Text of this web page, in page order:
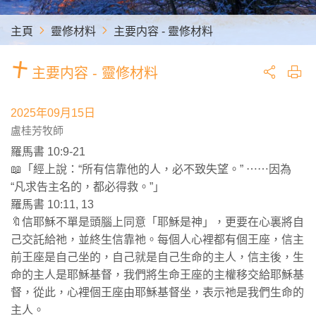
主頁 靈修材料 主要内容 - 靈修材料
主要内容 - 靈修材料
2025年09月15日
盧桂芳牧師
羅馬書 10:9-21
📖「經上說：“所有信靠他的人，必不致失望。” ⋯⋯因為
“凡求告主名的，都必得救。”」
羅馬書 10:11, 13
🔖信耶穌不單是頭腦上同意「耶穌是神」，更要在心裏將自
己交託給祂，並終生信靠祂。每個人心裡都有個王座，信主
前王座是自己坐的，自己就是自己生命的主人，信主後，生
命的主人是耶穌基督，我們將生命王座的主權移交給耶穌基
督，從此，心裡個王座由耶穌基督坐，表示祂是我們生命的
主人。